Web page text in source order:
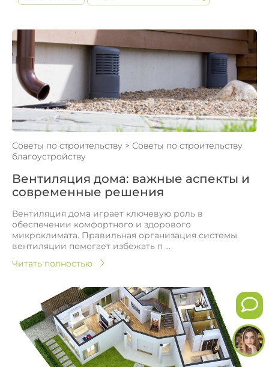
Советы по строительству > Советы по строительству
благоустройству
Вентиляция дома: важные аспекты и
современные решения
Вентиляция дома играет ключевую роль в
обеспечении комфортного и здорового
микроклимата. Правильная организация системы
вентиляции помогает избежать п ...
Читать полностью